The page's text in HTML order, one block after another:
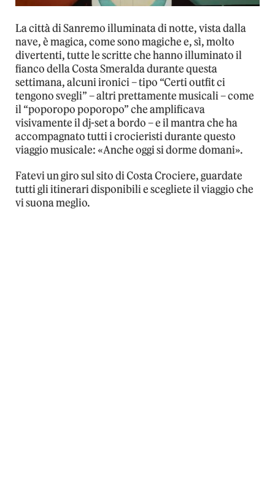
La città di Sanremo illuminata di notte, vista dalla
nave, è magica, come sono magiche e, sì, molto
divertenti, tutte le scritte che hanno illuminato il
fianco della Costa Smeralda durante questa
settimana, alcuni ironici – tipo “Certi outfit ci
tengono svegli” – altri prettamente musicali – come
il “poporopo poporopo” che amplificava
visivamente il dj-set a bordo – e il mantra che ha
accompagnato tutti i crocieristi durante questo
viaggio musicale: «Anche oggi si dorme domani».
Fatevi un giro sul sito di Costa Crociere, guardate
tutti gli itinerari disponibili e scegliete il viaggio che
vi suona meglio.